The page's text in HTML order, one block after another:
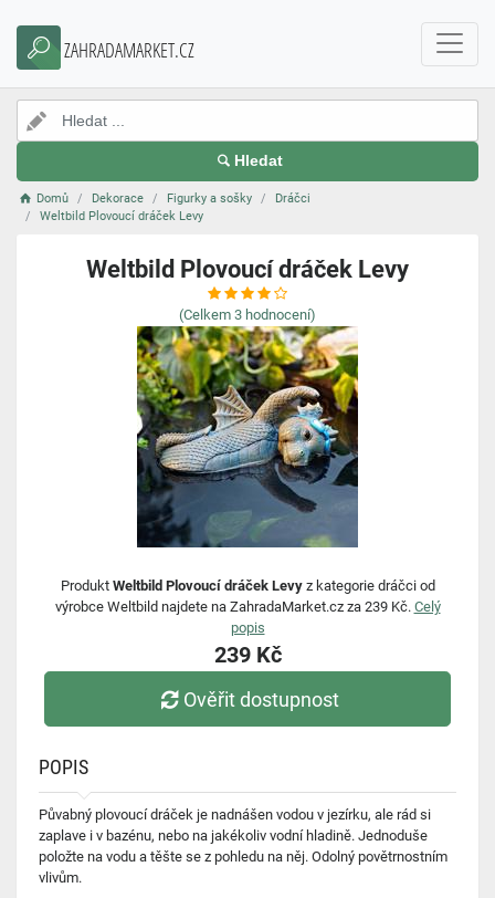
ZAHRADAMARKET.CZ
Hledat
Domů Dekorace Figurky a sošky
Dráčci
Weltbild Plovoucí dráček Levy
Weltbild Plovoucí dráček Levy
(Celkem 3 hodnocení)
Produkt Weltbild Plovoucí dráček Levyz kategorie dráčci od
výrobce Weltbild najdete na ZahradaMarket.cz za 239 Kč. Celý
popis
239 Kč
Ověřit dostupnost
POPIS
Půvabný plovoucí dráček je nadnášen vodou v jezírku, ale rád si
zaplave i v bazénu, nebo na jakékoliv vodní hladině. Jednoduše
položte na vodu a těšte se z pohledu na něj. Odolný povětrnostním
vlivům.